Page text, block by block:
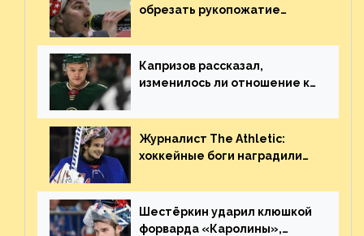
обрезать рукопожатие
Плохая работа, ESPN
Капризов рассказал,
изменилось ли отношение к
Украине
Журналист The Athletic:
хоккейные боги наградили
великолепную игру
Шестёркин ударил клюшкой
форварда «Каролины»,